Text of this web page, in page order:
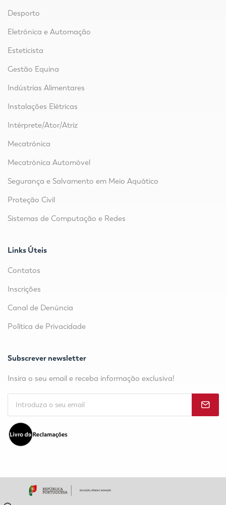
Desporto
Eletrónica e Automação
Esteticista
Gestão Equina
Indústrias Alimentares
Instalações Elétricas
Intérprete/Ator/Atriz
Mecatrónica
Mecatrónica Automóvel
Segurança e Salvamento em Meio Aquático
Proteção Civil
Sistemas de Computação e Redes
Links Úteis
Contatos
Inscrições
Canal de Denúncia
Política de Privacidade
Subscrever newsletter
Insira o seu email e receba informação exclusiva!